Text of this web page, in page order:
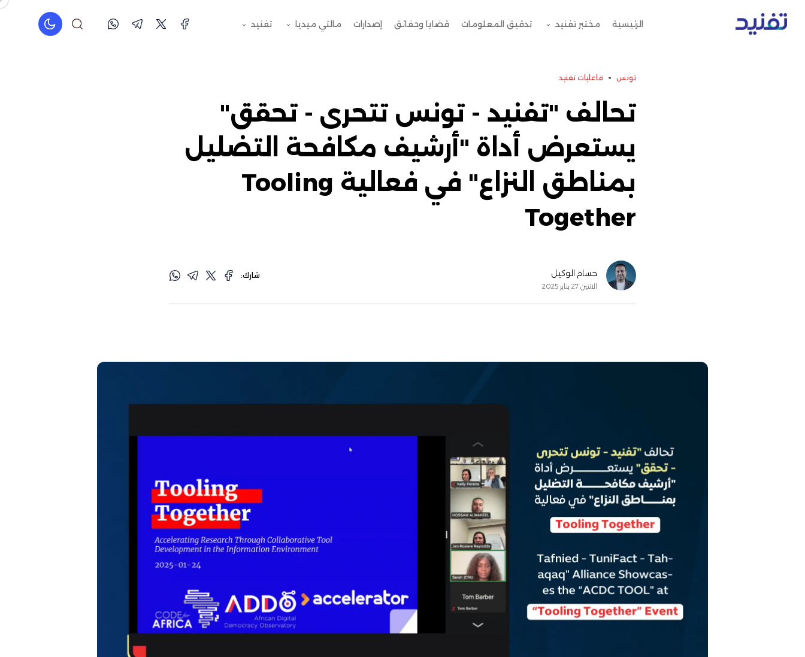
الرئيسية مختبر تفنيد تدقيق المعلومات قضايا وحقائق إصدارات مالتي ميديا تفنيد
تونس - فاعليات تفنيد
تحالف "تفنيد - تونس تتحرى - تحقق"
يستعرض أداة "أرشيف مكافحة التضليل
بمناطق النزاع" في فعالية Tooling
Together
حسام الوكيل
الاثنين 27 يناير 2025
شارك: